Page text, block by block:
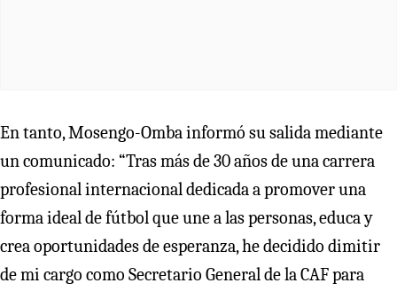
En tanto, Mosengo-Omba informó su salida mediante
un comunicado: “Tras más de 30 años de una carrera
profesional internacional dedicada a promover una
forma ideal de fútbol que une a las personas, educa y
crea oportunidades de esperanza, he decidido dimitir
de mi cargo como Secretario General de la CAF para